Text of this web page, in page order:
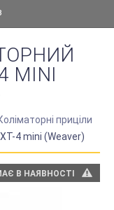
MINI
приціли
4 mini (Weaver)
В НАЯВНОСТІ